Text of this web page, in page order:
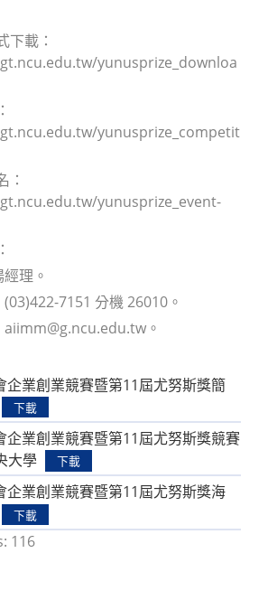
下載：
yunusprize_downloa
yunusprize_competit
：
yunusprize_event-
理。
7151 分機 26010。
aiimm@g.ncu.edu.tw。
企業創業競賽暨第11屆尤努斯獎簡
下載
企業創業競賽暨第11屆尤努斯獎競賽
大學
下載
企業創業競賽暨第11屆尤努斯獎海
下載
116